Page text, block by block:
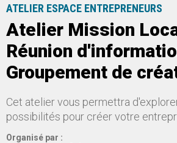
ATELIER ESPACE ENTREPRENEURS
Atelier Mission
Réunion
Groupement de
Cet atelier vous permettra
possibilités pour créer votre
Organisé par :